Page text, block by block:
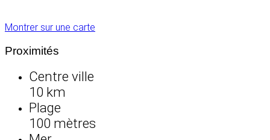
Montrer sur une carte
Proximités
Centre ville
10 km
Plage
100 mètres